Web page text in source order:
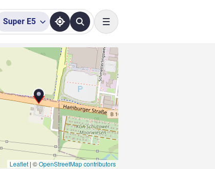
Super E5
Toggle navigation
Leaflet | ©OpenStreetMap contributors